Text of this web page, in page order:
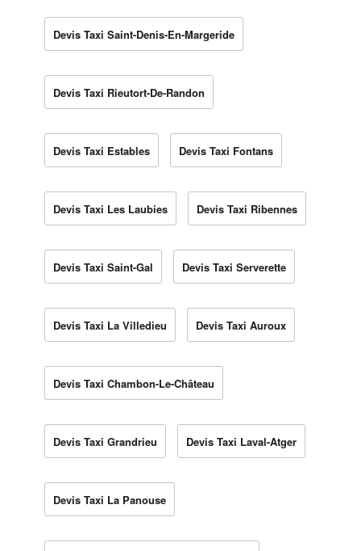
Devis Taxi Saint-Denis-En-Margeride
Devis Taxi Rieutort-De-Randon
Devis Taxi Estables Devis Taxi Fontans
Devis Taxi Les Laubies Devis Taxi Ribennes
Devis Taxi Saint-Gal Devis Taxi Serverette
Devis Taxi La Villedieu Devis Taxi Auroux
Devis Taxi Chambon-Le-Château
Devis Taxi Grandrieu Devis Taxi Laval-Atger
Devis Taxi La Panouse